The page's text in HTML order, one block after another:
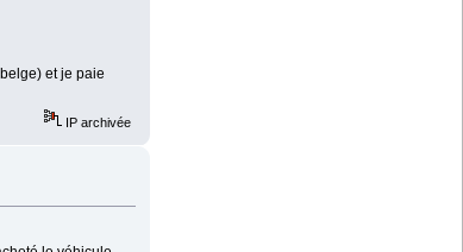
et je paie
IP archivée